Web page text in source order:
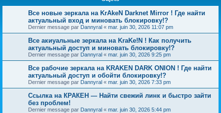
Все новые зеркала на KrAkeN Darknet Mirror ! Где найти
актуальный вход и миновать блокировку!?
Dernier message par Dannyral « mar. juin 30, 2026 11:07 pm
Все акиуальные зеркала на KraKe!N ! Как получить
актуальный доступ и миновать блокировку!?
Dernier message par Dannyral « mar. juin 30, 2026 9:25 pm
Все рабочие зеркала на KRAKEN DARK ONION ! Где найти
актуальный доступ и обойти блокировку!?
Dernier message par Dannyral « mar. juin 30, 2026 7:33 pm
Ссылка на КРАКЕН — Найти свежий линк и быстро зайти
без проблем!
Dernier message par Dannyral « mar. juin 30, 2026 5:44 pm